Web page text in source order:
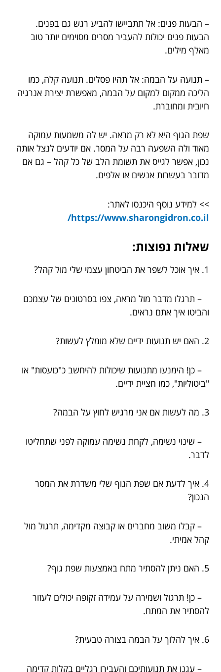
– הבעות פנים: אל תתביישו להביע רגש גם בפנים.
הבעות פנים יכולות להעביר מסרים מסוימים יותר טוב
מאלף מילים.
– תנועה על הבמה: אל תהיו פסלים. תנועה קלה, כמו
הליכה ממקום למקום על הבמה, מאפשרת יצירת אנרגיה
חיובית ומחוברת.
שפת הגוף היא לא רק מראה. יש לה משמעות עמוקה
מאוד ולה השפעה רבה על המסר. אם יודעים לנצל אותה
נכון, אפשר לגייס את תשומת הלב של כל קהל – גם אם
מדובר בעשרות אנשים או אלפים.
>> למידע נוסף היכנסו לאתר:
https://www.sharongidron.co.il/
שאלות נפוצות:
1. איך אוכל לשפר את הביטחון עצמי שלי מול קהל?
– תרגלו מדבר מול מראה, צפו בסרטונים של עצמכם
והביטו איך אתם נראים.
2. האם יש תנועות ידיים שלא מומלץ לעשות?
– כן! הימנעו מתנועות שיכולות להיחשב כ"כועסות" או
"ביטוליות", כמו חציית ידיים.
3. מה לעשות אם אני מרגיש לחוץ על הבמה?
– שינוי נשימה, לקחת נשימה עמוקה לפני שתחליטו
לדבר.
4. איך לדעת אם שפת הגוף שלי משדרת את המסר
הנכון?
– קבלו משוב מחברים או קבוצה מקדימה, תרגול מול
קהל אמיתי.
5. האם ניתן להסתיר מתח באמצעות שפת גוף?
– כן! תרגול ושמירה על עמידה זקופה יכולים לעזור
להסתיר את המתח.
6. איך להלוך על הבמה בצורה טבעית?
– עגנו את תנועותיכם והעבירו רגליים בקלות קדימה